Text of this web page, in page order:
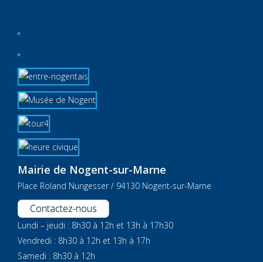
Mairie de Nogent-sur-Marne
Place Roland Nungesser / 94130 Nogent-sur-Marne
Contactez-nous
Lundi – jeudi : 8h30 à 12h et 13h à 17h30
Vendredi : 8h30 à 12h et 13h à 17h
Samedi : 8h30 à 12h